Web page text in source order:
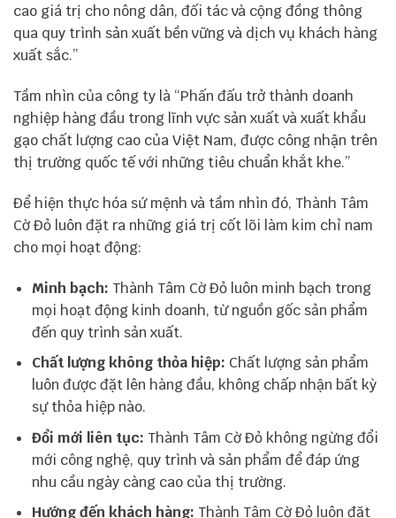
cao giá trị cho nông dân, đối tác và cộng đồng thông
qua quy trình sản xuất bền vững và dịch vụ khách hàng
xuất sắc.”
Tầm nhìn của công ty là “Phấn đấu trở thành doanh
nghiệp hàng đầu trong lĩnh vực sản xuất và xuất khẩu
gạo chất lượng cao của Việt Nam, được công nhận trên
thị trường quốc tế với những tiêu chuẩn khắt khe.”
Để hiện thực hóa sứ mệnh và tầm nhìn đó, Thành Tâm
Cờ Đỏ luôn đặt ra những giá trị cốt lõi làm kim chỉ nam
cho mọi hoạt động:
Minh bạch: Thành Tâm Cờ Đỏ luôn minh bạch trong
mọi hoạt động kinh doanh, từ nguồn gốc sản phẩm
đến quy trình sản xuất.
Chất lượng không thỏa hiệp: Chất lượng sản phẩm
luôn được đặt lên hàng đầu, không chấp nhận bất kỳ
sự thỏa hiệp nào.
Đổi mới liên tục: Thành Tâm Cờ Đỏ không ngừng đổi
mới công nghệ, quy trình và sản phẩm để đáp ứng
nhu cầu ngày càng cao của thị trường.
Hướng đến khách hàng: Thành Tâm Cờ Đỏ luôn đặt